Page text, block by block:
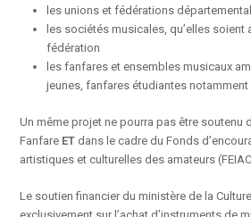
les unions et fédérations
les sociétés musicales, qu’elles soient
fédération
les fanfares et ensembles musicaux
jeunes, fanfares étudiantes notamment
Un même projet ne pourra pas être soutenu
Fanfare ET dans le cadre du Fonds
artistiques et culturelles des amateurs
Le soutien financier du ministère de la